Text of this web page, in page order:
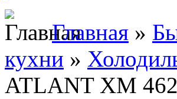
Главная »
кухни »
ATLANT ХМ